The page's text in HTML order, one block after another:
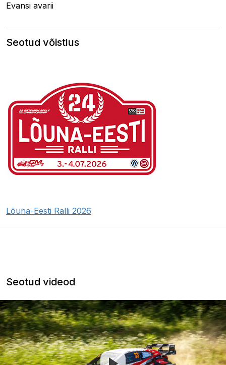
Evansi avarii
Seotud võistlus
Lõuna-Eesti Ralli 2026
Seotud videod